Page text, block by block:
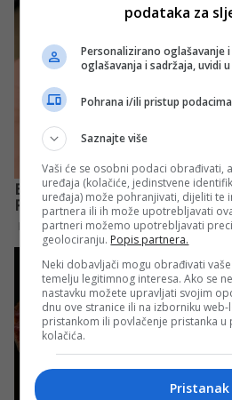
podataka za
Personalizirano oglašavanje
oglašavanja i sadržaja, uvidi
Pohrana i/ili pristup
Saznajte više
Vaši će se osobni podaci obrađivati,
uređaja (kolačiće, jedinstvene
uređaja) može pohranjivati, dijeliti te
partnera ili ih može upotrebljavati
partneri možemo upotrebljavati
geolociranju. Popis partnera.
Neki dobavljači mogu obrađivati
temelju legitimnog interesa. Ako se
nastavku možete upravljati svojim
dnu ove stranice ili na izborniku
pristankom ili povlačenje pristanka
kolačića.
Pristanak